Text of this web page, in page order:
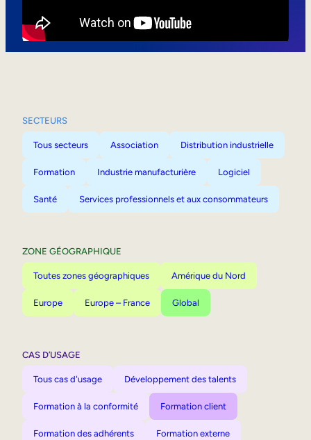
SECTEURS
Tous secteurs Association Distribution industrielle
Formation Industrie manufacturière Logiciel
Santé Services professionnels et aux consommateurs
ZONE GÉOGRAPHIQUE
Toutes zones géographiques Amérique du Nord
Europe Europe – France Global
CAS D’USAGE
Tous cas d'usage Développement des talents
Formation à la conformité Formation client
Formation des adhérents Formation externe